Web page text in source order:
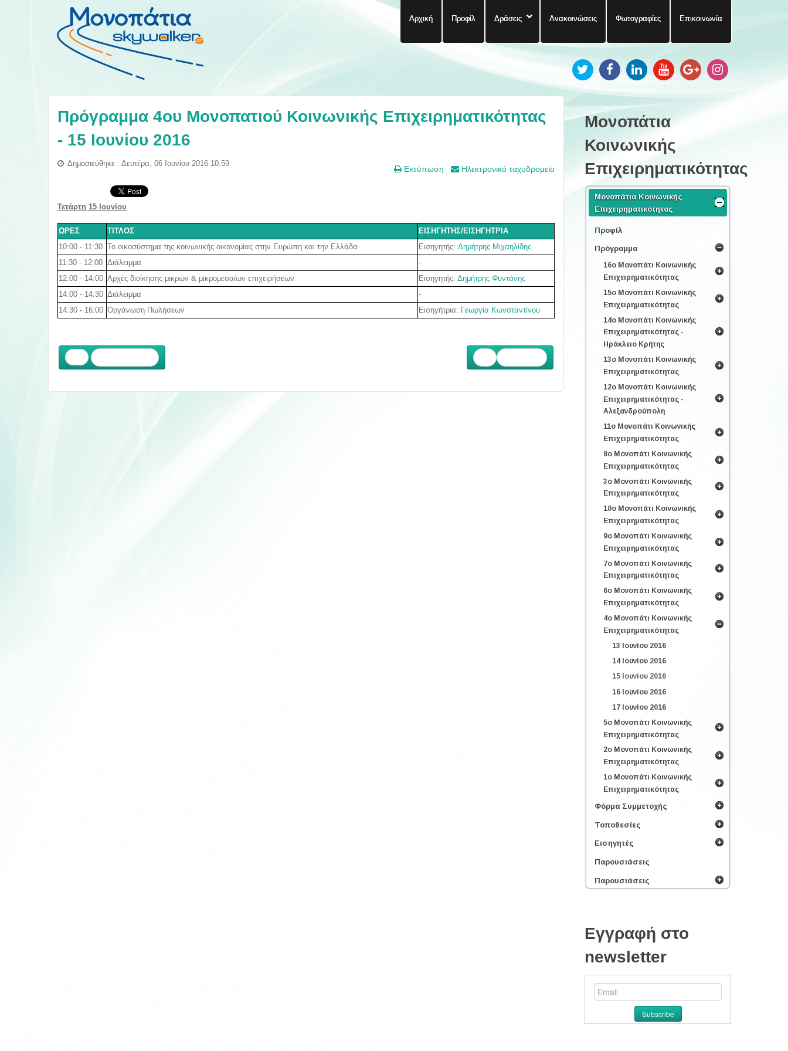
Αρχική Προφίλ Δράσεις Ανακοινώσεις Φωτογραφίες Επικοινωνία
Πρόγραμμα 4ου Μονοπατιού Κοινωνικής Επιχειρηματικότητας
- 15 Ιουνίου 2016
Εκτύπωση Ηλεκτρονικό ταχυδρομείο
Δημοσιεύθηκε : Δευτέρα, 06 Ιουνίου 2016 10:59
Τετάρτη 15 Ιουνίου
ΩΡΕΣ ΤΙΤΛΟΣ
ΕΙΣΗΓΗΤΗΣ/ΕΙΣΗΓΗΤΡΙΑ
10:00 - 11:30
Το οικοσύστημα της κοινωνικής οικονομίας στην Ευρώπη και την Ελλάδα Εισηγητής: Δημήτρης Μιχαηλίδης
11:30 - 12:00 Διάλειμμα
-
12:00 - 14:00 Αρχές διοίκησης μικρών & μικρομεσαίων επιχειρήσεων Εισηγητής: Δημήτρης Φυντάνης
14:00 - 14:30 Διάλειμμα
-
14:30 - 16:00 Οργάνωση Πωλήσεων Εισηγήτρια: Γεωργία Κωνσταντίνου
Μονοπάτια
Κοινωνικής
Επιχειρηματικότητας
Μονοπάτια Κοινωνικής
Επιχειρηματικότητας
Προφίλ
Πρόγραμμα
16ο Μονοπάτι Κοινωνικής
Επιχειρηματικότητας
15ο Μονοπάτι Κοινωνικής
Επιχειρηματικότητας
14ο Μονοπάτι Κοινωνικής
Επιχειρηματικότητας -
Ηράκλειο Κρήτης
13ο Μονοπάτι Κοινωνικής
Επιχειρηματικότητας
12ο Μονοπάτι Κοινωνικής
Επιχειρηματικότητας -
Αλεξανδρούπολη
11ο Μονοπάτι Κοινωνικής
Επιχειρηματικότητας
8ο Μονοπάτι Κοινωνικής
Επιχειρηματικότητας
3ο Μονοπάτι Κοινωνικής
Επιχειρηματικότητας
10ο Μονοπάτι Κοινωνικής
Επιχειρηματικότητας
9ο Μονοπάτι Κοινωνικής
Επιχειρηματικότητας
7ο Μονοπάτι Κοινωνικής
Επιχειρηματικότητας
6ο Μονοπάτι Κοινωνικής
Επιχειρηματικότητας
4ο Μονοπάτι Κοινωνικής
Επιχειρηματικότητας
13 Ιουνίου 2016
14 Ιουνίου 2016
15 Ιουνίου 2016
16 Ιουνίου 2016
17 Ιουνίου 2016
5ο Μονοπάτι Κοινωνικής
Επιχειρηματικότητας
2ο Μονοπάτι Κοινωνικής
Επιχειρηματικότητας
1ο Μονοπάτι Κοινωνικής
Επιχειρηματικότητας
Φόρμα Συμμετοχής
Τοποθεσίες
Εισηγητές
Παρουσιάσεις
Παρουσιάσεις
Εγγραφή στο
newsletter